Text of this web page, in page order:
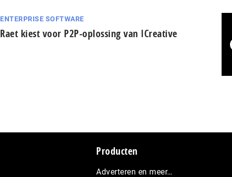
ENTERPRISE SOFTWARE
Raet kiest voor P2P-oplossing van ICreative
Producten
Adverteren en meer…